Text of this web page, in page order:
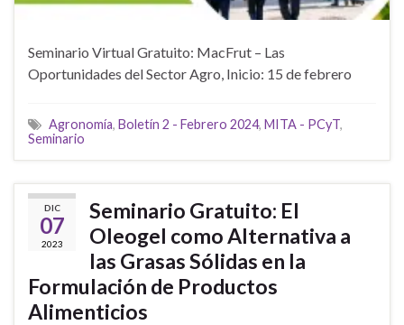
Seminario Virtual Gratuito: MacFrut – Las
Oportunidades del Sector Agro, Inicio: 15 de febrero
Agronomía, Boletín 2 - Febrero 2024, MITA - PCyT,
Seminario
DIC
07
2023
Seminario Gratuito: El
Oleogel como Alternativa a
las Grasas Sólidas en la
Formulación de Productos
Alimenticios